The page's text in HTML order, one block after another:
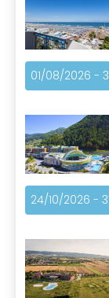
01/08/2026 -
24/10/2026 -